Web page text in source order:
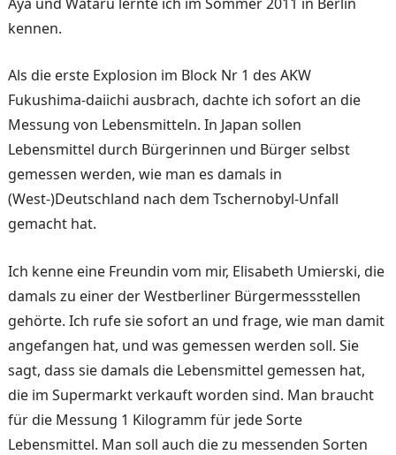
kennen.
Als die erste Explosion im Block Nr 1 des AKW
Fukushima-daiichi ausbrach, dachte ich sofort an die
Messung von Lebensmitteln. In Japan sollen
Lebensmittel durch Bürgerinnen und Bürger selbst
gemessen werden, wie man es damals in
(West-)Deutschland nach dem Tschernobyl-Unfall
gemacht hat.
Ich kenne eine Freundin vom mir, Elisabeth Umierski, die
damals zu einer der Westberliner Bürgermessstellen
gehörte. Ich rufe sie sofort an und frage, wie man damit
angefangen hat, und was gemessen werden soll. Sie
sagt, dass sie damals die Lebensmittel gemessen hat,
die im Supermarkt verkauft worden sind. Man braucht
für die Messung 1 Kilogramm für jede Sorte
Lebensmittel. Man soll auch die zu messenden Sorten